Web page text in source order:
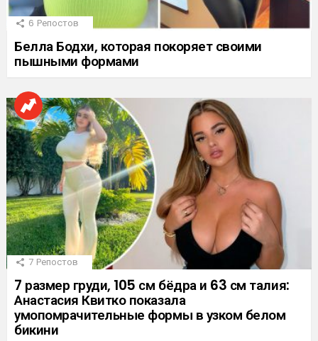
6 Репостов
Белла Бодхи, которая покоряет своими
пышными формами
7 Репостов
7 размер груди, 105 см бёдра и 63 см талия:
Анастасия Квитко показала
умопомрачительные формы в узком белом
бикини